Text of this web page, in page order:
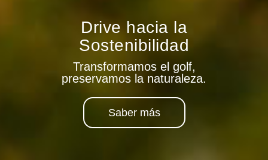
Drive hacia la
Sostenibilidad
Transformamos el golf,
preservamos la naturaleza.
Saber más